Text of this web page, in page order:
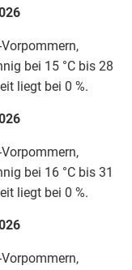
bei 15 °C bis 28
liegt bei 0 %.
bei 16 °C bis 31
liegt bei 0 %.